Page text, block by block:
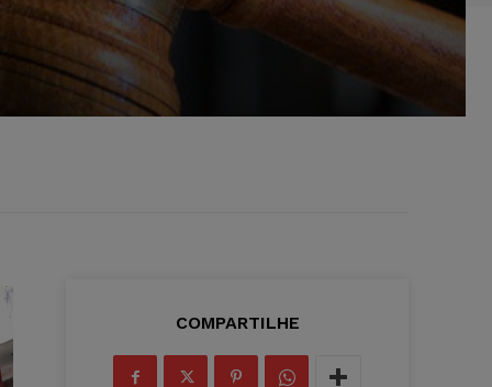
COMPARTILHE